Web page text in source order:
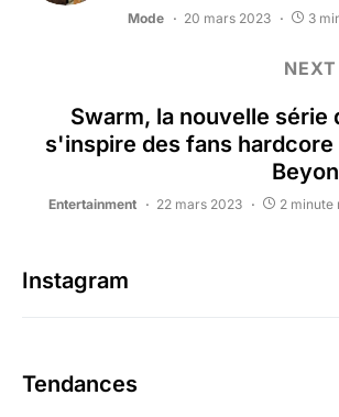
Mode 20 mars 2023 3
Swarm, la nouvelle série
s'inspire des fans hardcore
Entertainment 22 mars 2023 2 minute
Instagram
Tendances